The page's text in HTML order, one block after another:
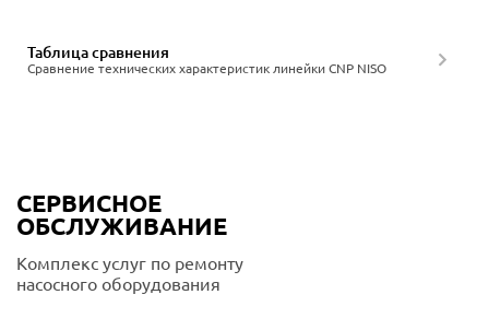
Сравнение технических характеристик линейки CNP NISO
Таблица сравнения
СЕРВИСНОЕ
ОБСЛУЖИВАНИЕ
Комплекс услуг по ремонту
насосного оборудования